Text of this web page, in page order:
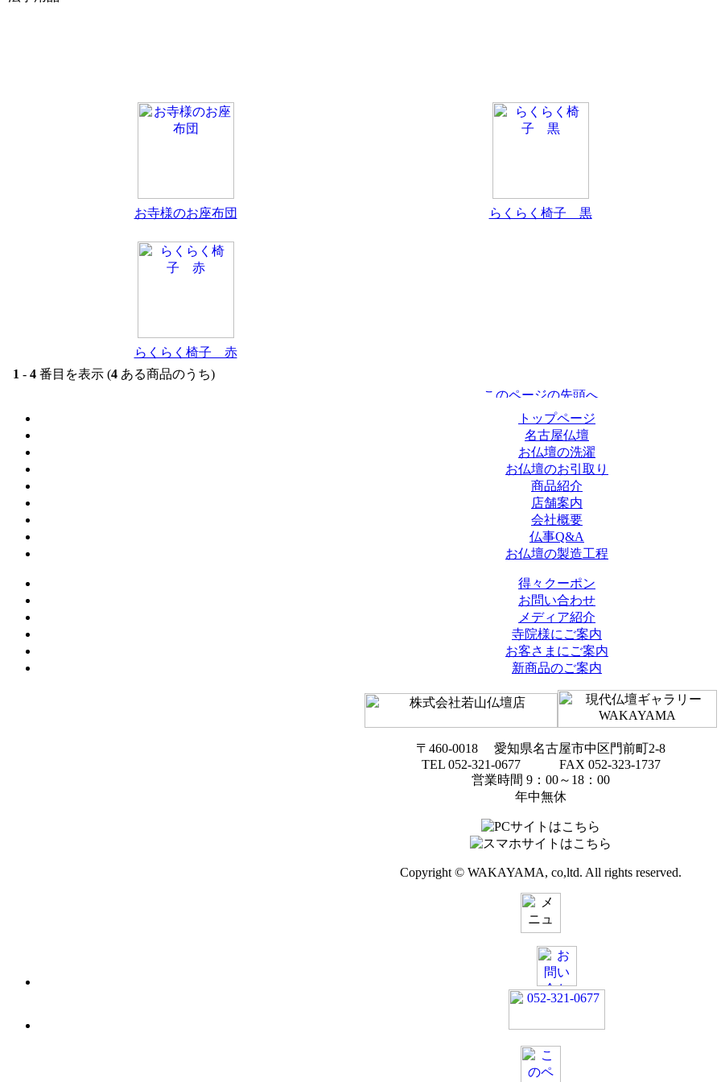
お寺様のお座布団 らくらく椅子 黒
らくらく椅子 赤
1 - 4 番目を表示 (4 ある商品のうち)
トップページ
名古屋仏壇
お仏壇の洗濯
お仏壇のお引取り
商品紹介
店舗案内
会社概要
仏事Q&A
お仏壇の製造工程
得々クーポン
お問い合わせ
メディア紹介
寺院様にご案内
お客さまにご案内
新商品のご案内
〒460-0018 愛知県名古屋市中区門前町2-8
TEL 052-321-0677 FAX 052-323-1737
営業時間 9：00～18：00
年中無休
Copyright © WAKAYAMA, co,ltd. All rights reserved.